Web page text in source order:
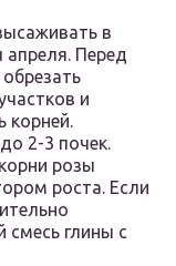
в
апреля. Перед
и
корней.
2-3 почек.
розы
роста. Если
смесь глины с